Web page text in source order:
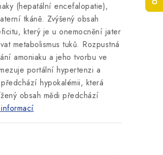
(hepatální encefalopatie),
tkáně. Zvýšený obsah
který je u onemocnění jater
metabolismus tuků. Rozpustná
amoniaku a jeho tvorbu ve
portální hypertenzi a
hypokalémii, která
obsah mědi předchází